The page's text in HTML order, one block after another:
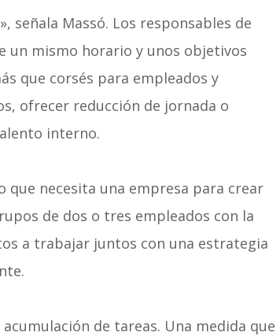
señala Massó. Los responsables de
un mismo horario y unos objetivos
que corsés para empleados y
ofrecer reducción de jornada o
interno.
que necesita una empresa para crear
de dos o tres empleados con la
a trabajar juntos con una estrategia
de tareas. Una medida que